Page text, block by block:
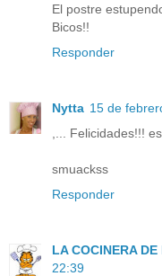
El postre
Bicos!!
Responder
Nytta 15 de
,... Felicidades!!!
smuackss
Responder
LA COCINERA
22:39